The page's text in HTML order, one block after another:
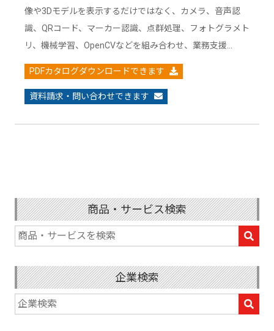
像や3Dモデルを表示するだけではなく、カメラ、音声認
識、QRコード、マーカー認識、点群処理、フォトグラメト
リ、機械学習、OpenCVなどを組み合わせ、業務支援…
PDFカタログダウンロードできます
資料請求・問い合わせできます
商品・サービス検索
企業検索